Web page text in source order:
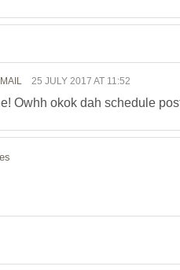
25 JULY 2017 AT 11:52
Owhh okok dah schedule